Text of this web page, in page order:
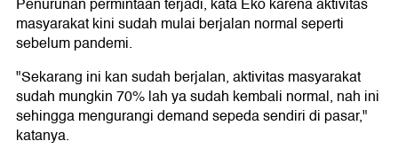
Penurunan permintaan terjadi, kata Eko karena aktivitas
masyarakat kini sudah mulai berjalan normal seperti
sebelum pandemi.
"Sekarang ini kan sudah berjalan, aktivitas masyarakat
sudah mungkin 70% lah ya sudah kembali normal, nah ini
sehingga mengurangi demand sepeda sendiri di pasar,"
katanya.